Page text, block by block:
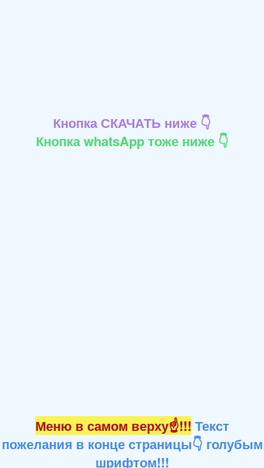
Кнопка СКАЧАТЬ ниже 👇
Кнопка whatsApp тоже ниже 👇
Меню в самом верху☝!!! Текст
пожелания в конце страницы👇 голубым
шрифтом!!!